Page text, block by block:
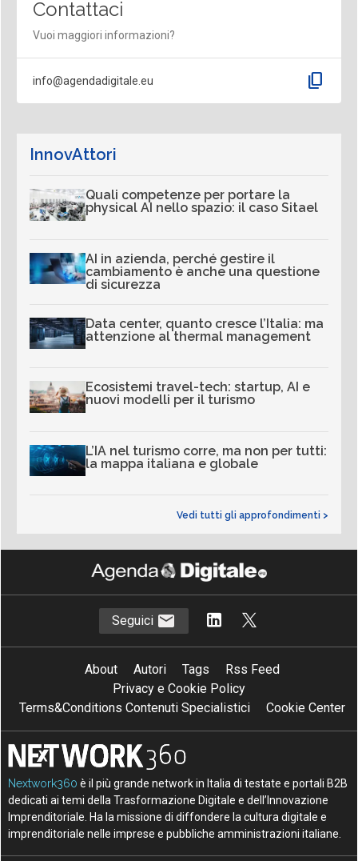
Contattaci
Vuoi maggiori informazioni?
info@agendadigitale.eu content_copy
InnovAttori
Quali competenze per portare la
physical AI nello spazio: il caso Sitael
AI in azienda, perché gestire il
cambiamento è anche una questione
di sicurezza
Data center, quanto cresce l’Italia: ma
attenzione al thermal management
Ecosistemi travel-tech: startup, AI e
nuovi modelli per il turismo
L’IA nel turismo corre, ma non per tutti:
la mappa italiana e globale
Vedi tutti gli approfondimenti >
Seguici
About Autori Tags
Rss Feed
Privacy e Cookie Policy
Terms&Conditions Contenuti Specialistici
Cookie Center
Nextwork360 è il più grande network in Italia di testate e portali B2B
dedicati ai temi della Trasformazione Digitale e dell’Innovazione
Imprenditoriale. Ha la missione di diffondere la cultura digitale e
imprenditoriale nelle imprese e pubbliche amministrazioni italiane.